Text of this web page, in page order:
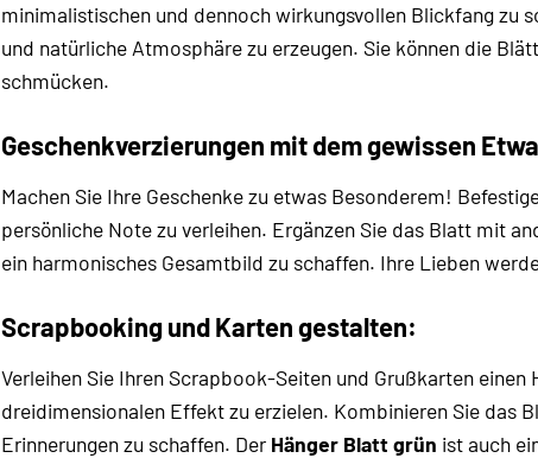
minimalistischen und dennoch wirkungsvollen Blickfang zu
und natürliche Atmosphäre zu erzeugen. Sie können die
schmücken.
Geschenkverzierungen mit dem gewissen
Machen Sie Ihre Geschenke zu etwas Besonderem!
persönliche Note zu verleihen. Ergänzen Sie das Blatt mit
ein harmonisches Gesamtbild zu schaffen. Ihre Lieben
Scrapbooking und Karten gestalten:
Verleihen Sie Ihren Scrapbook-Seiten und Grußkarten
dreidimensionalen Effekt zu erzielen. Kombinieren Sie das
Erinnerungen zu schaffen. Der Hänger Blatt grün ist auch